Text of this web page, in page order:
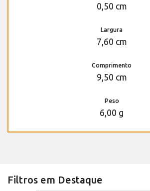
0,50 cm
Largura
7,60 cm
Comprimento
9,50 cm
Peso
6,00 g
Filtros em Destaque